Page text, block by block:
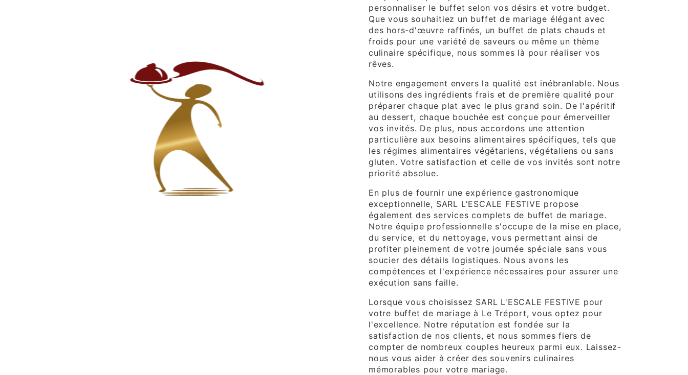
personnaliser le buffet selon vos désirs et votre budget.
Que vous souhaitiez un buffet de mariage élégant avec
des hors-d'œuvre raffinés, un buffet de plats chauds et
froids pour une variété de saveurs ou même un thème
culinaire spécifique, nous sommes là pour réaliser vos
rêves.
Notre engagement envers la qualité est inébranlable. Nous
utilisons des ingrédients frais et de première qualité pour
préparer chaque plat avec le plus grand soin. De l'apéritif
au dessert, chaque bouchée est conçue pour émerveiller
vos invités. De plus, nous accordons une attention
particulière aux besoins alimentaires spécifiques, tels que
les régimes alimentaires végétariens, végétaliens ou sans
gluten. Votre satisfaction et celle de vos invités sont notre
priorité absolue.
En plus de fournir une expérience gastronomique
exceptionnelle, SARL L'ESCALE FESTIVE propose
également des services complets de buffet de mariage.
Notre équipe professionnelle s'occupe de la mise en place,
du service, et du nettoyage, vous permettant ainsi de
profiter pleinement de votre journée spéciale sans vous
soucier des détails logistiques. Nous avons les
compétences et l'expérience nécessaires pour assurer une
exécution sans faille.
Lorsque vous choisissez SARL L'ESCALE FESTIVE pour
votre buffet de mariage à Le Tréport, vous optez pour
l'excellence. Notre réputation est fondée sur la
satisfaction de nos clients, et nous sommes fiers de
compter de nombreux couples heureux parmi eux. Laissez-
nous vous aider à créer des souvenirs culinaires
mémorables pour votre mariage.